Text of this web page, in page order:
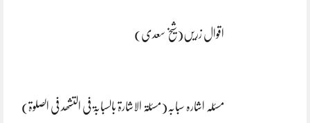
اقوال زریں(شیخ سعدی)
مسئلہ اشارہ سبابہ(مسئلۃ الاشارۃ بالسبابۃ فی التشھد فی الصلوۃ)